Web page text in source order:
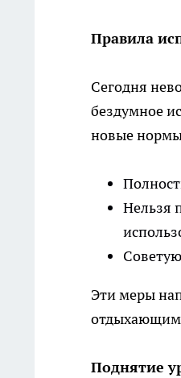
Правила
Сегодня
бездумное
новые
Нельзя
Эти меры
отдыхающим
Поднятие